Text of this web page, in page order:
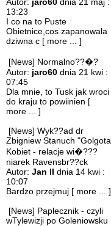
13:23
I co na to Puste
Obietnice,cos zapanowala
dziwna c [ more ... ]
[News] Normalno??�?
Autor: jaro60 dnia 21 kwi :
07:45
Dla mnie, to Tusk jak wroci
do kraju to powiinien [
more ... ]
[News] Wyk??ad dr
Zbigniew Stanuch "Golgota
Kobiet - relacje wi�???
niarek Ravensbr??ck
Autor: Jan II dnia 14 kwi :
10:07
Bardzo przejmuj [ more ... ]
[News] Paplecznik - czyli
wTylewizji po Goleniowsku